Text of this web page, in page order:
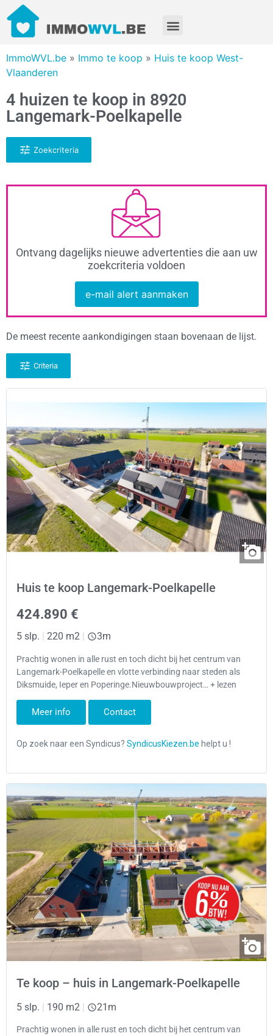
ImmoWVL.be » Immo te koop » Huis te koop West-
Vlaanderen
4 huizen te koop in 8920
Langemark-Poelkapelle
Zoekcriteria
Ontvang dagelijks nieuwe advertenties die aan uw
zoekcriteria voldoen
e-mail alert aanmaken
De meest recente aankondigingen staan bovenaan de lijst.
Criteria
Huis te koop Langemark-Poelkapelle
424.890 €
5 slp. 220 m2 3m
Prachtig wonen in alle rust en toch dicht bij het centrum van
Langemark-Poelkapelle en vlotte verbinding naar steden als
Diksmuide, Ieper en Poperinge.Nieuwbouwproject… + lezen
Meer info Contact
Te koop – huis in Langemark-Poelkapelle
5 slp. | 190 m2 | 21m
Prachtig wonen in alle rust en toch dicht bij het centrum van